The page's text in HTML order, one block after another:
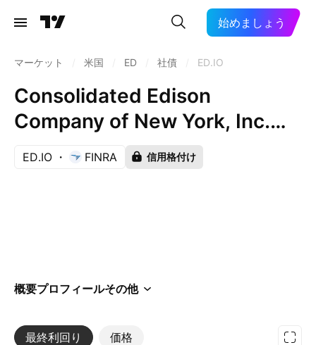
始めましょう
マーケット 米国 ED 社債 ED.IO
Consolidated Edison
Company of New York, Inc.
5.7% 01-DEC-2036
ED.IO FINRA 信用格付け
概要プロフィールその他
最終利回り 価格
その他